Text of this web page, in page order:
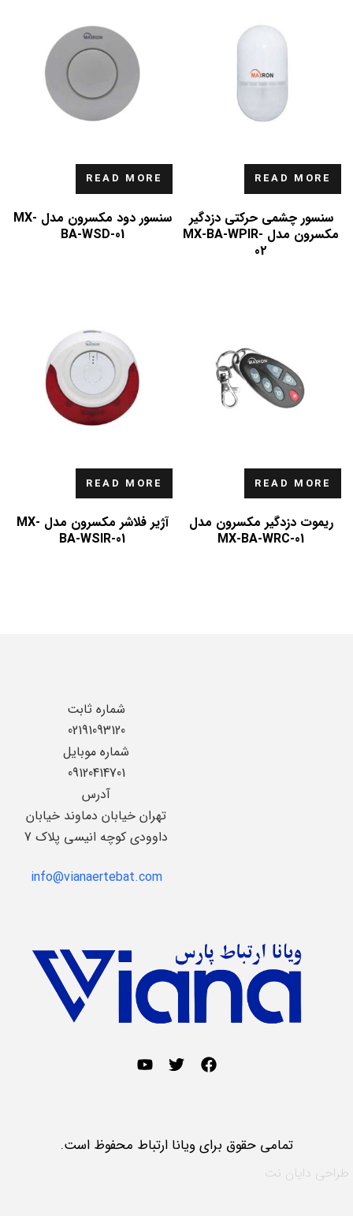
READ MORE
سنسور چشمی حرکتی دزدگیر
مکسرون مدل MX-BA-WPIR-
02
READ MORE
سنسور دود مکسرون مدل MX-
BA-WSD-01
READ MORE
ریموت دزدگیر مکسرون مدل
MX-BA-WRC-01
READ MORE
آژیر فلاشر مکسرون مدل MX-
BA-WSIR-01
شماره ثابت
02191093120
شماره موبایل
09120414701
آدرس
تهران خیابان دماوند خیابان
داوودی کوچه انیسی پلاک 7
info@vianaertebat.com
تمامی حقوق برای ویانا ارتباط محفوظ است.
طراحی دایان نت